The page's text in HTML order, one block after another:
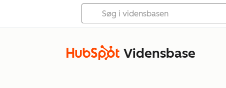
Vidensbase